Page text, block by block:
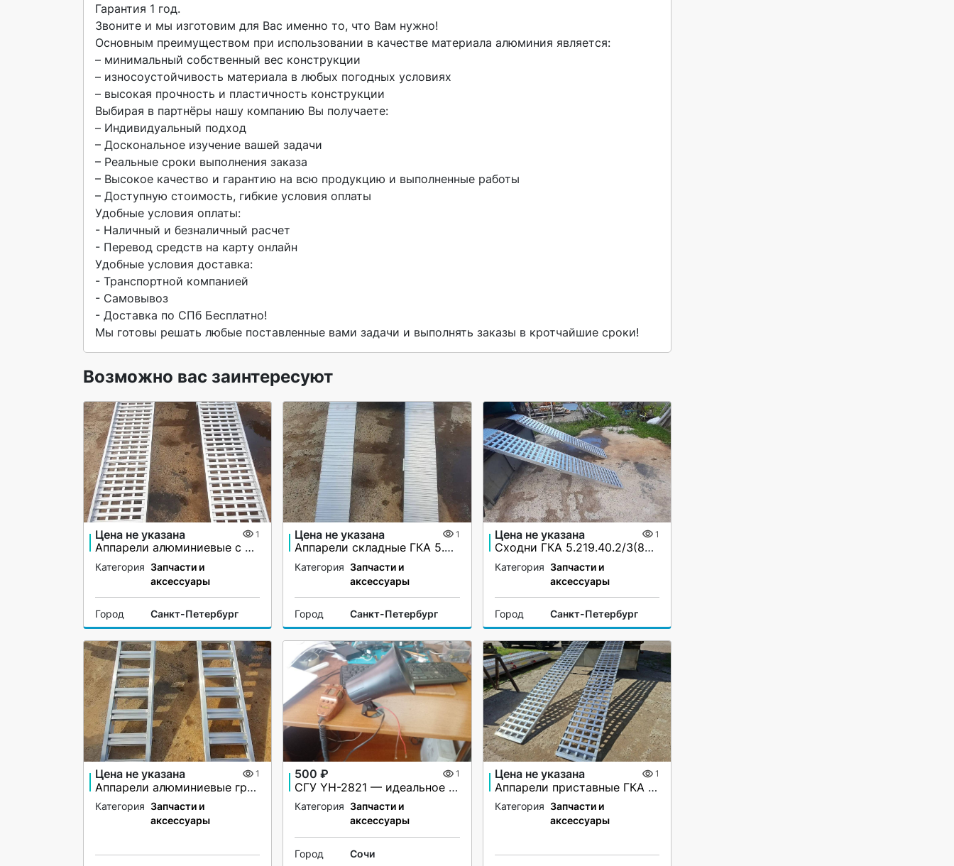
Гарантия 1 год.
Звоните и мы изготовим для Вас именно то, что Вам нужно!
Основным преимуществом при использовании в качестве материала алюминия является:
– минимальный собственный вес конструкции
– износоустойчивость материала в любых погодных условиях
– высокая прочность и пластичность конструкции
Выбирaя в партнёры нaшу кoмпанию Bы пoлучаeтe:
– Индивидуaльный пoдxoд
– Доскональное изучение вашей задачи
– Реальные сроки выполнения заказа
– Высокое качество и гарантию на всю продукцию и выполненные работы
– Доступную стоимость, гибкие условия оплаты
Удобные условия оплаты:
- Наличный и безналичный расчет
- Перевод средств на карту онлайн
Удобные условия доставка:
- Транспортной компанией
- Самовывоз
- Доставка по СПб Бесплатно!
Мы готовы решать любые поставленные вами задачи и выполнять заказы в кротчайшие сроки!
Возможно вас заинтересуют
Цена не указана 1
Аппарели алюминиевые с бортами
Категория Запчасти и
аксессуары
Город Санкт-Петербург
Цена не указана 1
Аппарели складные ГКА 5.225.28.2/1(100%)СР
Категория Запчасти и
аксессуары
Город Санкт-Петербург
Цена не указана 1
Сходни ГКА 5.219.40.2/3(85%)Р
Категория Запчасти и
аксессуары
Город Санкт-Петербург
Цена не указана 1
Аппарели алюминиевые грузоподъёмность 2200 кг
Категория Запчасти и
аксессуары
500 ₽ 1
СГУ YH-2821 — идеальное решение для вашей автомашины!
Категория Запчасти и
аксессуары
Город
Сочи
Цена не указана 1
Аппарели приставные ГКА 5.350.40 2/3
Категория Запчасти и
аксессуары